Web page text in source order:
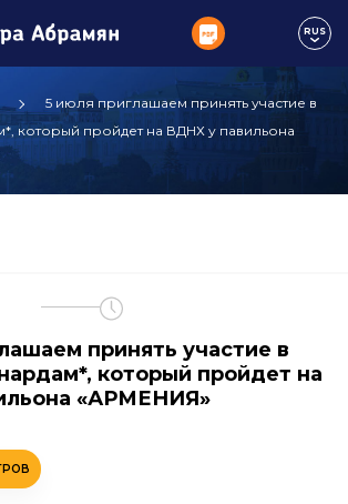
RUS
5 июля приглашаем принять участие в
который пройдет на ВДНХ у павильона
принять участие в
который пройдет на
«АРМЕНИЯ»